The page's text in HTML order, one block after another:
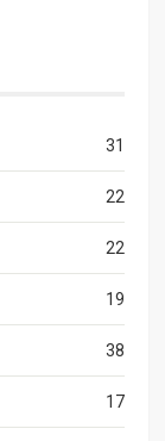
31
22
22
19
38
17